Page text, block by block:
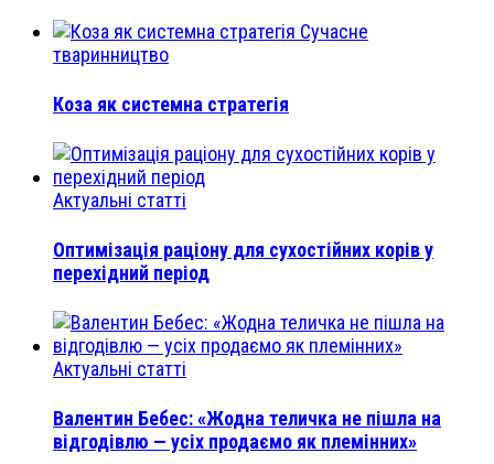
Сучасне
тваринництво
Коза як системна стратегія
Актуальні статті
Оптимізація раціону для сухостійних корів у
перехідний період
Актуальні статті
Валентин Бебес: «Жодна теличка не пішла на
відгодівлю — усіх продаємо як племінних»